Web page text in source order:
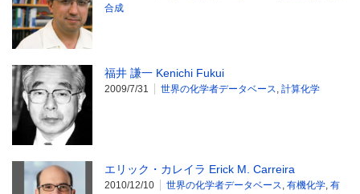
合成
福井 謙一 Kenichi Fukui
2009/7/31 世界の化学者データベース, 計算化学
エリック・カレイラ Erick M. Carreira
2010/12/10 世界の化学者データベース, 有機化学, 有